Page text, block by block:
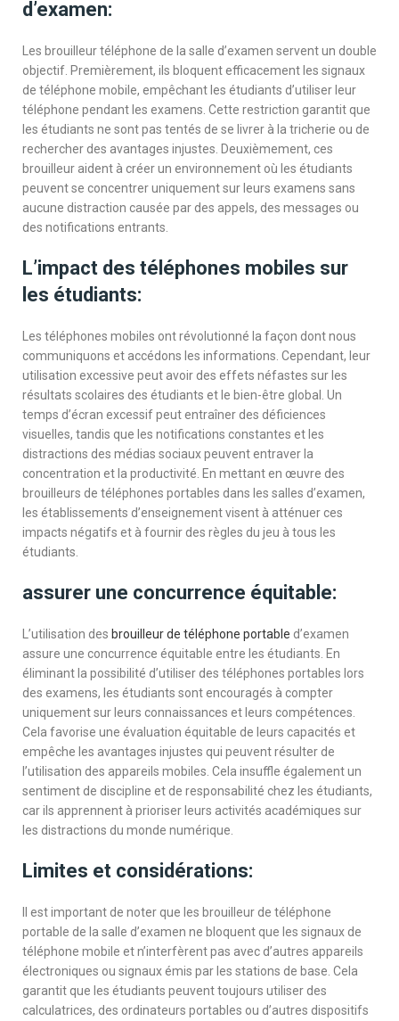
d’examen:
Les brouilleur téléphone de la salle d’examen servent un double
objectif. Premièrement, ils bloquent efficacement les signaux
de téléphone mobile, empêchant les étudiants d’utiliser leur
téléphone pendant les examens. Cette restriction garantit que
les étudiants ne sont pas tentés de se livrer à la tricherie ou de
rechercher des avantages injustes. Deuxièmement, ces
brouilleur aident à créer un environnement où les étudiants
peuvent se concentrer uniquement sur leurs examens sans
aucune distraction causée par des appels, des messages ou
des notifications entrants.
L’impact des téléphones mobiles sur
les étudiants:
Les téléphones mobiles ont révolutionné la façon dont nous
communiquons et accédons les informations. Cependant, leur
utilisation excessive peut avoir des effets néfastes sur les
résultats scolaires des étudiants et le bien-être global. Un
temps d’écran excessif peut entraîner des déficiences
visuelles, tandis que les notifications constantes et les
distractions des médias sociaux peuvent entraver la
concentration et la productivité. En mettant en œuvre des
brouilleurs de téléphones portables dans les salles d’examen,
les établissements d’enseignement visent à atténuer ces
impacts négatifs et à fournir des règles du jeu à tous les
étudiants.
assurer une concurrence équitable:
L’utilisation des brouilleur de téléphone portable d’examen
assure une concurrence équitable entre les étudiants. En
éliminant la possibilité d’utiliser des téléphones portables lors
des examens, les étudiants sont encouragés à compter
uniquement sur leurs connaissances et leurs compétences.
Cela favorise une évaluation équitable de leurs capacités et
empêche les avantages injustes qui peuvent résulter de
l’utilisation des appareils mobiles. Cela insuffle également un
sentiment de discipline et de responsabilité chez les étudiants,
car ils apprennent à prioriser leurs activités académiques sur
les distractions du monde numérique.
Limites et considérations:
Il est important de noter que les brouilleur de téléphone
portable de la salle d’examen ne bloquent que les signaux de
téléphone mobile et n’interfèrent pas avec d’autres appareils
électroniques ou signaux émis par les stations de base. Cela
garantit que les étudiants peuvent toujours utiliser des
calculatrices, des ordinateurs portables ou d’autres dispositifs